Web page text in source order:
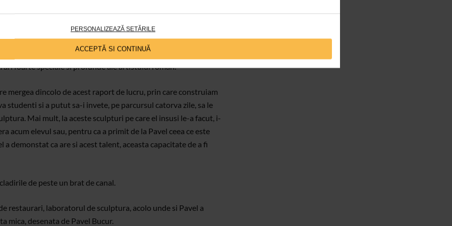
PERSONALIZEAZĂ SETĂRILE
ACCEPTĂ SI CONTINUĂ
la care a lucrat 5 ani, pentru clasificarea si restaurarea
sustinatori ai sculptorului Pavel Bucur, in Italia.
foarte speciale si profunde ale artistului roman.
mergea dincolo de acest raport de lucru, prin care construiam
studenti si a putut sa-i invete, pe parcursul catorva zile, sa le
Mai mult, la aceste sculpturi pe care el insusi le-a facut, i-
acum elevul sau, pentru ca a primit de la Pavel ceea ce este
demonstat ca are si acest talent, aceasta capacitate de a fi
de peste un brat de canal.
restaurari, laboratorul de sculptura, acolo unde si Pavel a
mica, desenata de Pavel Bucur.